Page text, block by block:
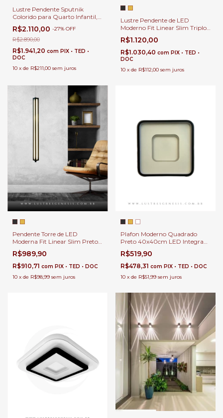
Lustre Pendente Sputnik
Colorido para Quarto Infantil,
Berçário, Escolinha, Loja e salão
de jogos.
R$2.110,00 -27% OFF
R$2.890,00
R$1.941,20 com PIX • TED •
DOC
10 x de R$211,00 sem juros
Lustre Pendente de LED
Moderno Fit Linear Slim Triplo
para Sala de Jantar, Quartos,
Sala de Estar e Mesa de
Escritórios
R$1.120,00
R$1.030,40 com PIX • TED •
DOC
10 x de R$112,00 sem juros
Pendente Torre de LED
Moderna Fit Linear Slim Preto
100cm para Quarto, Cabeceira
de Cama, Lavabo e Escritórios
R$989,90
R$910,71 com PIX • TED • DOC
10 x de R$98,99 sem juros
Plafon Moderno Quadrado
Preto 40x40cm LED Integrado
3000k para Quartos, Sala de
Estar, Hall de Entrada,
Escritório e Sala de Jantar
R$519,90
R$478,31 com PIX • TED • DOC
10 x de R$51,99 sem juros